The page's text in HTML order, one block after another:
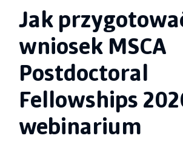
Jak
wniosek MSCA
Postdoctoral
Fellowships
webinarium